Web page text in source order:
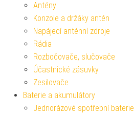
Antény
Konzole a držáky antén
Napájecí anténní zdroje
Rádia
Rozbočovače, slučovače
Účastnické zásuvky
Zesilovače
Baterie a akumulátory
Jednorázové spotřební baterie